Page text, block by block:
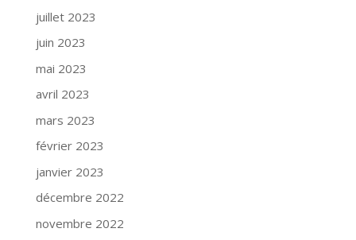
juillet 2023
juin 2023
mai 2023
avril 2023
mars 2023
février 2023
janvier 2023
décembre 2022
novembre 2022